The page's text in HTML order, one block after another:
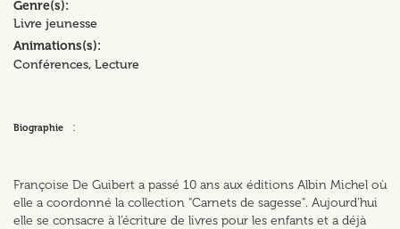
Genre(s)
Livre jeunesse
Animations(s)
Conférences Lecture
Biographie :
Françoise De Guibert a passé 10 ans aux éditions Albin Michel où
elle a coordonné la collection "Carnets de sagesse". Aujourd’hui
elle se consacre à l’écriture de livres pour les enfants et a déjà